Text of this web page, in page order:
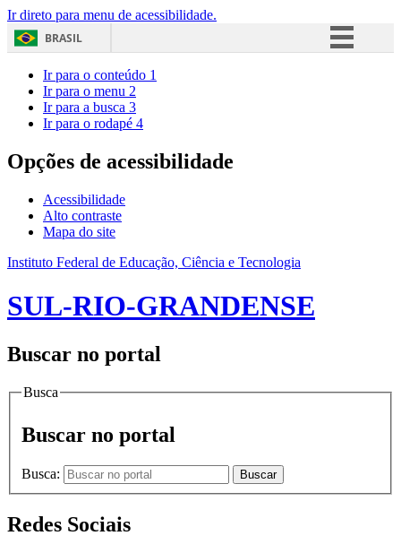
Ir direto para menu de acessibilidade.
BRASIL
Acesso à informação
Ir para o conteúdo 1
Ir para o menu 2
Ir para a busca 3
Ir para o rodapé 4
Opções de acessibilidade
Acessibilidade
Alto contraste
Mapa do site
Instituto Federal de Educação, Ciência e Tecnologia
SUL-RIO-GRANDENSE
Buscar no portal
Busca
Buscar no portal
Busca: Buscar
Redes Sociais